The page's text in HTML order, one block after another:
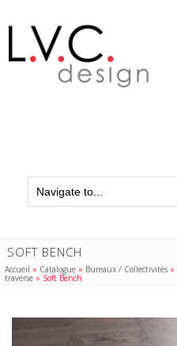
SOFT BENCH
Accueil » Catalogue » Bureaux / Collectivités »
traverse » Soft Bench